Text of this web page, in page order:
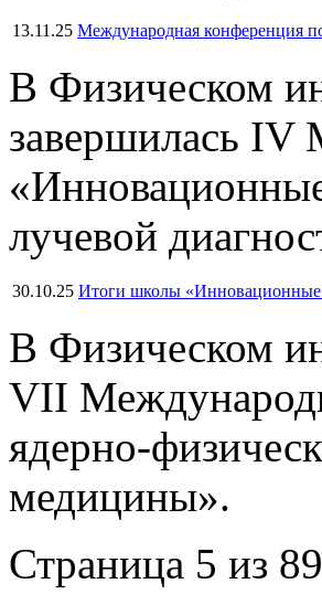
13.11.25 Международная конференция
В Физическом
завершилась IV
лучевой
30.10.25 Итоги школы «Инновационные
В Физическом
VII
ядерно-
медицины».
Страница 5 из 89